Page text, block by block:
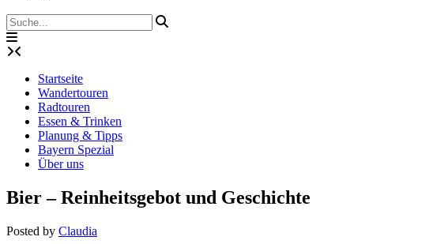
Startseite
Wandertouren
Radtouren
Essen & Trinken
Planung & Tipps
Bayern Spezial
Über uns
Bier – Reinheitsgebot und Geschichte
Posted by Claudia